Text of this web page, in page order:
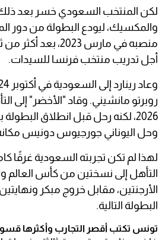
لكن المنتخب السعودي خسر بعد ذلك
والمكسيك، ليودع البطولة من دور
منصبه في مارس 2023،
أجل تدريب منتخب فرنسا للسيدات.
روبرتو مانشيني. وقاد "الأخضر" إلى
2026، لكنه رحل قبل انطلاق
وحل اليوناني جورجيوس دونيس
لهذا لم تكن تجربته السعودية غرقًا
التأهل إلى نسختين من كأس العالم
الأرجنتين، مقابل خروج مبكر
البطولة التالية.
تونس تكتب أقصر التجارب وأكثرها